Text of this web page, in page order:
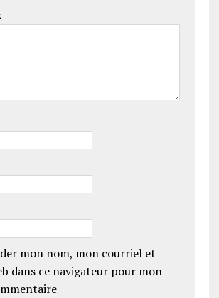
mon nom, mon courriel et
dans ce navigateur pour mon